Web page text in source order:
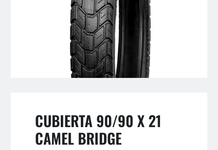
CUBIERTA 90/90 X 21
CAMEL BRIDGE